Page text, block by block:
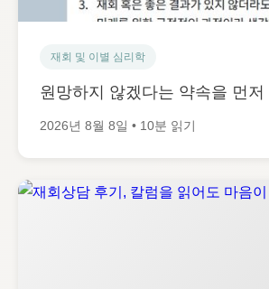
재회 및 이별 심리학
원망하지 않겠다는 약속을 먼
2026년 8월 8일 • 10분 읽기